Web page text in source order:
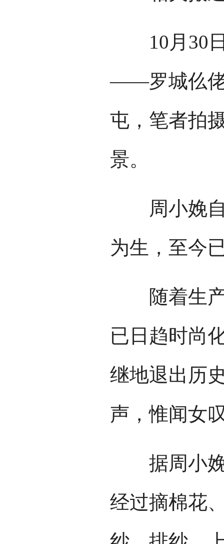
10月30日
——罗城仫佬
屯，笔者拍
景。
周小娩自
为生，至今
随着生产
已日趋时尚
继地退出历
声，惟闻女
据周小娩
经过摘棉花